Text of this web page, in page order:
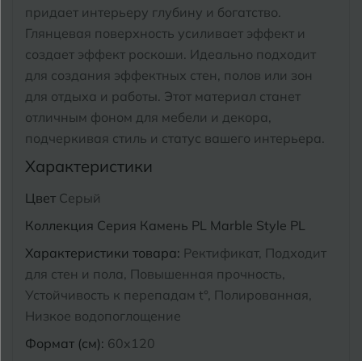
придает интерьеру глубину и богатство.
Глянцевая поверхность усиливает эффект и
создает эффект роскоши. Идеально подходит
для создания эффектных стен, полов или зон
для отдыха и работы. Этот материал станет
отличным фоном для мебели и декора,
подчеркивая стиль и статус вашего интерьера.
Характеристики
Цвет Серый
Коллекция Серия Камень PL Marble Style PL
Характеристики товара: Ректификат, Подходит
для стен и пола, Повышенная прочность,
Устойчивость к перепадам t°, Полированная,
Низкое водопоглощение
Формат (см): 60x120
Казань
Кемерово
Ковров
Кострома
Краснодар
Курган
Курганинск
Магнитогорск
Майкоп
Тула
Тюмень
У Улан-Удэ
Ульяновск
Х Химки
Ч Чебоксары